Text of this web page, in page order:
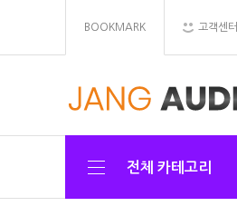
BOOKMARK 고객센터
전체 카테고리